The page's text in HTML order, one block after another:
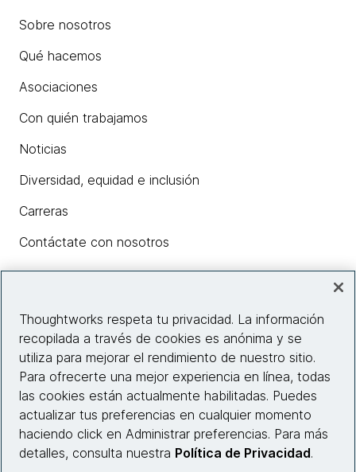
Sobre nosotros
Qué hacemos
Asociaciones
Con quién trabajamos
Noticias
Diversidad, equidad e inclusión
Carreras
Contáctate con nosotros
Información del sitio web
Conecta con nosotros
Thoughtworks respeta tu privacidad. La información
recopilada a través de cookies es anónima y se
utiliza para mejorar el rendimiento de nuestro sitio.
Para ofrecerte una mejor experiencia en línea, todas
las cookies están actualmente habilitadas. Puedes
actualizar tus preferencias en cualquier momento
haciendo click en Administrar preferencias. Para más
detalles, consulta nuestra Política de Privacidad.